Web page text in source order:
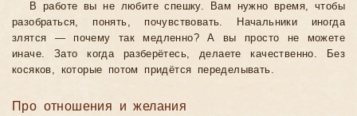
В работе вы не любите спешку. Вам нужно время, чтобы
разобраться, понять, почувствовать. Начальники иногда
злятся — почему так медленно? А вы просто не можете
иначе. Зато когда разберётесь, делаете качественно. Без
косяков, которые потом придётся переделывать.
Про отношения и желания